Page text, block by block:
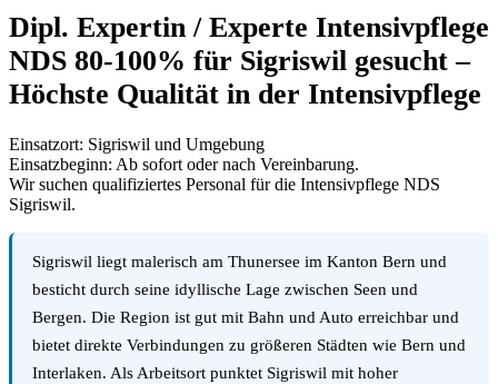
Dipl. Expertin / Experte Intensivpflege
NDS 80-100% für Sigriswil gesucht –
Höchste Qualität in der Intensivpflege
Einsatzort: Sigriswil und Umgebung
Einsatzbeginn: Ab sofort oder nach Vereinbarung.
Wir suchen qualifiziertes Personal für die Intensivpflege NDS
Sigriswil.
Sigriswil liegt malerisch am Thunersee im Kanton Bern und
besticht durch seine idyllische Lage zwischen Seen und
Bergen. Die Region ist gut mit Bahn und Auto erreichbar und
bietet direkte Verbindungen zu größeren Städten wie Bern und
Interlaken. Als Arbeitsort punktet Sigriswil mit hoher